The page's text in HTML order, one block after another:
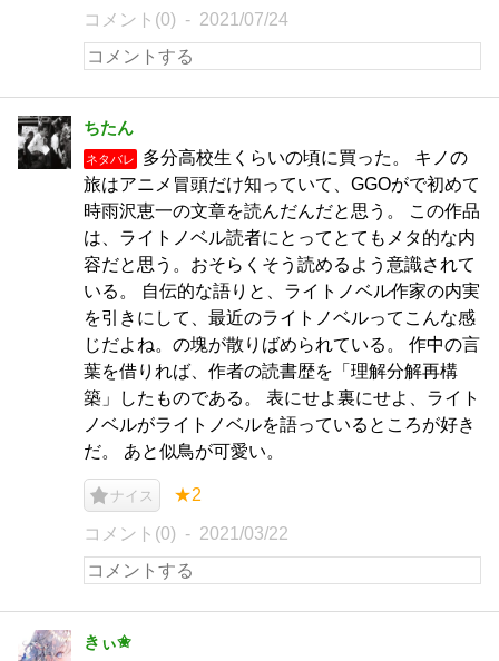
コメント(0) 2021/07/24
ちたん
ネタバレ
多分高校生くらいの頃に買った。 キノの
旅はアニメ冒頭だけ知っていて、GGOがで初めて
時雨沢恵一の文章を読んだんだと思う。 この作品
は、ライトノベル読者にとってとてもメタ的な内
容だと思う。おそらくそう読めるよう意識されて
いる。 自伝的な語りと、ライトノベル作家の内実
を引きにして、最近のライトノベルってこんな感
じだよね。の塊が散りばめられている。 作中の言
葉を借りれば、作者の読書歴を「理解分解再構
築」したものである。 表にせよ裏にせよ、ライト
ノベルがライトノベルを語っているところが好き
だ。 あと似鳥が可愛い。
ナイス ★2
コメント(0) 2021/03/22
きぃ✬